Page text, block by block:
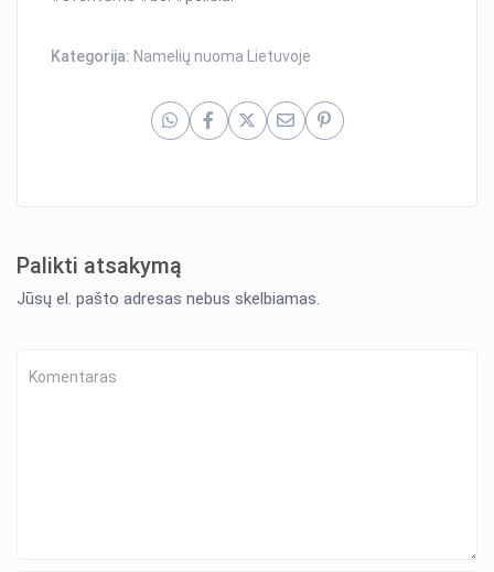
Kategorija: Namelių nuoma Lietuvoje
Palikti atsakymą
Jūsų el. pašto adresas nebus skelbiamas.